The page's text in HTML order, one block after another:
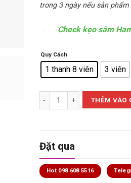
trong 3 ngày nếu sản
Check kẹo sâm
Quy Cách
1 thanh 8 viên 3 viên
Kẹo Sâm Hamer nhập khẩu
THÊM VÀO
Đặt qua
Hot 098 608 5516